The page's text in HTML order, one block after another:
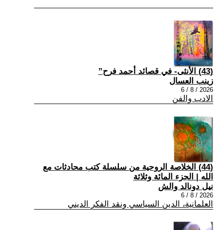
(43) الأنثى- في قصائد أحمد فرح”
زينب العسال
2026 / 8 / 6
الادب والفن
(44) الخلاصة الروحية من سلسلة كتب محادثات مع
الله | الجزء المائة وثلاثة
نيل دونالد والش
2026 / 8 / 6
العلمانية، الدين السياسي ونقد الفكر الديني